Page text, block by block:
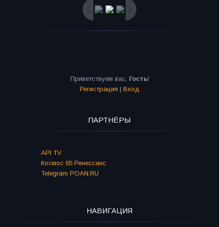
Приветствуем вас, Гость!
Регистрация | Вход
ПАРТНЁРЫ
API TV
Космос 65 Ренессанс
Telegram POAN.RU
НАВИГАЦИЯ